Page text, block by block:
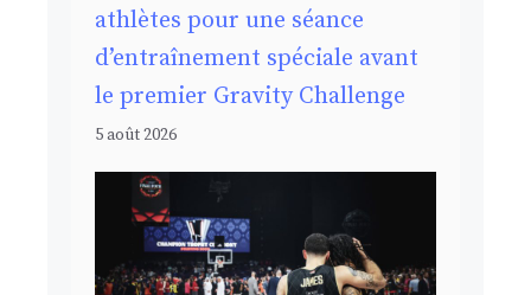
athlètes pour une séance
d’entraînement spéciale avant
le premier Gravity Challenge
5 août 2026